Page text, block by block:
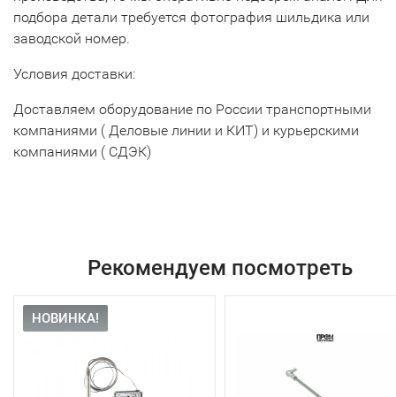
подбора детали требуется фотография шильдика или
заводской номер.
Условия доставки:
Доставляем оборудование по России транспортными
компаниями ( Деловые линии и КИТ) и курьерскими
компаниями ( СДЭК)
Рекомендуем посмотреть
НОВИНКА!